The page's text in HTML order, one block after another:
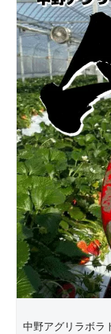
中野アグリラボラ